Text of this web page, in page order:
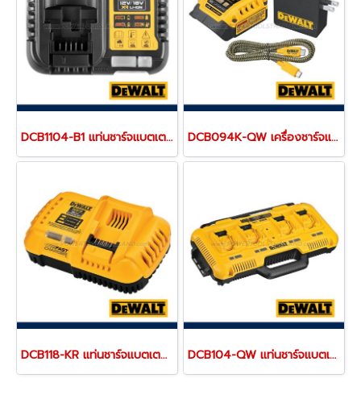
DCB1104-B1 แท่นชาร์จแบตเตอรี่ 12V/20V MAX (ใช้ชาร์จแบตเตอรี่ DEWALT ได้ทุกรุ่น) ขนาดเล็กพกพา "DEWALT" ดีวอลท์ DCB094K-QW เครื่องชาร์จแบตเตอรี่ 18V (20MAX) และพอร์ตชาร์จ USB-C Charging-Kit "DEWALT" ดีวอลท์
DCB118-KR แท่นชาร์จแบตเตอรี่ 20V/60MAX (ใช้ชาร์จแบตเตอรี่ 18V,20V ขึ้นไป)"DEWALT" ดีวอลท์ DCB104-QW แท่นชาร์จแบตเตอรี่ 4 ช่อง รุ่นชาร์จเร็ว "DEWALT" ดีวอลท์